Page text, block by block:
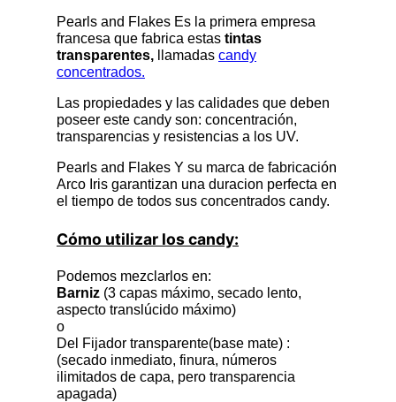
Pearls and Flakes Es la primera empresa
francesa que fabrica estas tintas
transparentes, llamadas candy
concentrados.
Las propiedades y las calidades que deben
poseer este candy son: concentración,
transparencias y resistencias a los UV.
Pearls and Flakes Y su marca de fabricación
Arco Iris garantizan una duracion perfecta en
el tiempo de todos sus concentrados candy.
Cómo utilizar los candy:
Podemos mezclarlos en:
Barniz (3 capas máximo, secado lento,
aspecto translúcido máximo)
o
Del Fijador transparente(base mate) :
(secado inmediato, finura, números
ilimitados de capa, pero transparencia
apagada)